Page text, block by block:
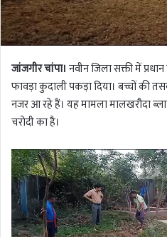
जांजगीर चांपा। नवीन जिला सक्ती में
फावड़ा कुदाली पकड़ा दिया। बच्चों की
नजर आ रहे हैं। यह मामला मालखरौदा
चरोदी का है।